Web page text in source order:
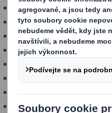
• „Člověče, nezlob se!“
• Hrad z lepenkových
• Basketbal
• Lepenkový Ping-pong
• Domečky z lepenky
• Loď z lepenky, jako odkaz
• Tabule na malování
• Letadlo